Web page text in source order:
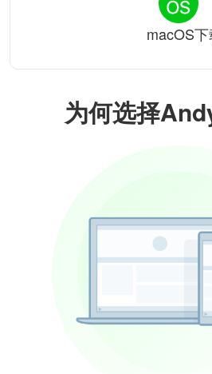
为何选择
macOS